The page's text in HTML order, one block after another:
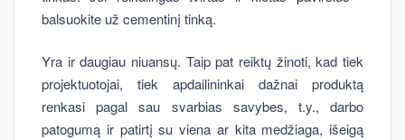
balsuokite už cementinį tinką.
Yra ir daugiau niuansų. Taip pat reiktų žinoti, kad tiek
projektuotojai, tiek apdailininkai dažnai produktą
renkasi pagal sau svarbias savybes, t.y., darbo
patogumą ir patirtį su viena ar kita medžiaga, išeigą